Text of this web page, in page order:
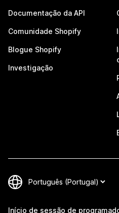
Documentação da API
Comunidade Shopify
Blogue Shopify
Investigação
Início de sessão de